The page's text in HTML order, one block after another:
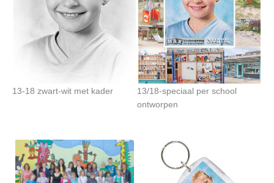
13-18 zwart-wit met kader
13/18-speciaal per school
ontworpen